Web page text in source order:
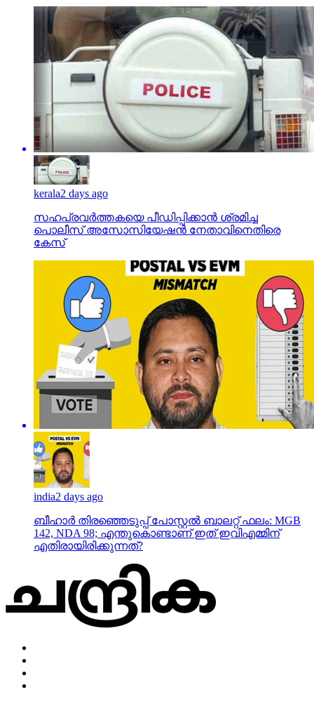
kerala2 days ago
സഹപ്രവര്‍ത്തകയെ പീഡിപ്പിക്കാന്‍ ശ്രമിച്ച
പൊലീസ് അസോസിയേഷന്‍ നേതാവിനെതിരെ
കേസ്
india2 days ago
ബീഹാർ തിരഞ്ഞെടുപ്പ് പോസ്റ്റൽ ബാലറ്റ് ഫലം: MGB
142, NDA 98; എന്തുകൊണ്ടാണ് ഇത് ഇവിഎമ്മിന്
എതിരായിരിക്കുന്നത്?